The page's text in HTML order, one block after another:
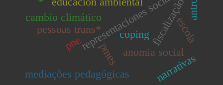
cambio climáticorepresentaciones sociales.
fiscalização
anomia social
coping
pne pmes
mediações pedagógicas
escola
pessoas trans*
narrativas